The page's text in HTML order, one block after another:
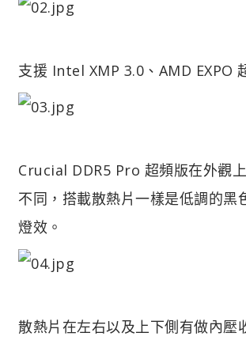
支援 Intel XMP 3.0、AMD EXPO
Crucial DDR5 Pro 超頻版在外觀
不同，搭載散熱片一樣是低調的黑
燈效。
散熱片在左右以及上下側有做內壓